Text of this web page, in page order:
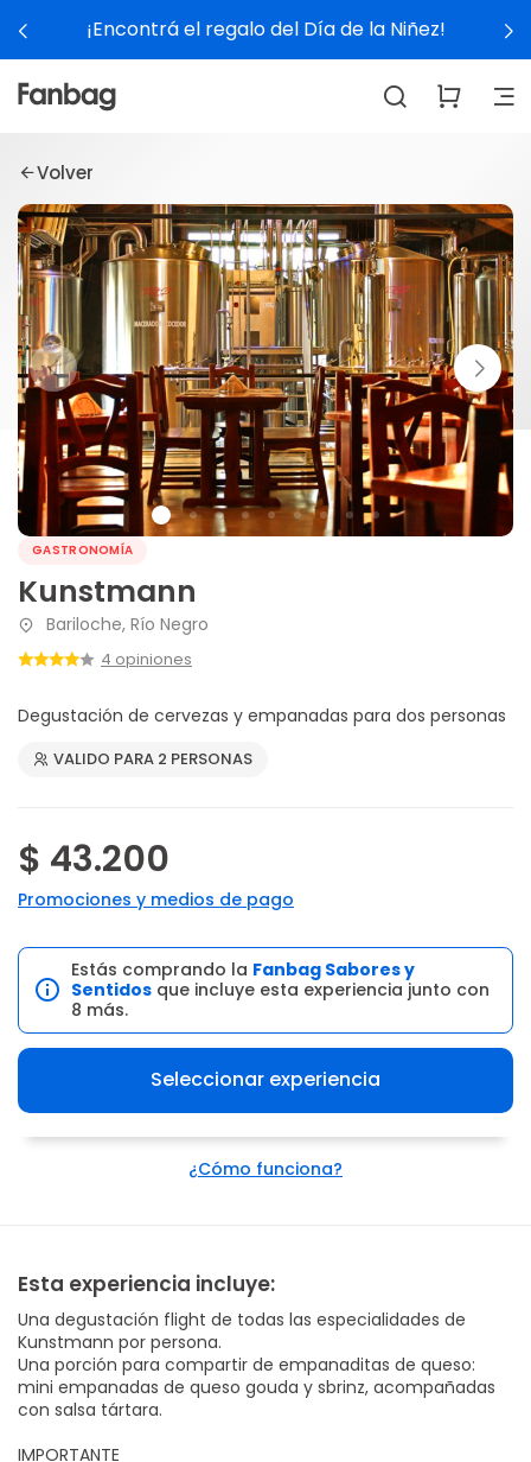
¡Encontrá el regalo del Día de la Niñez!
Volver
GASTRONOMÍA
Kunstmann
Bariloche, Río Negro
4 opiniones
Degustación de cervezas y empanadas para dos personas
VALIDO PARA 2 PERSONAS
$ 43.200
Promociones y medios de pago
Estás comprando la Fanbag Sabores y
Sentidos que incluye esta experiencia junto con
8 más.
Seleccionar experiencia
¿Cómo funciona?
Esta experiencia incluye:
Una degustación flight de todas las especialidades de
Kunstmann por persona.
Una porción para compartir de empanaditas de queso:
mini empanadas de queso gouda y sbrinz, acompañadas
con salsa tártara.
IMPORTANTE